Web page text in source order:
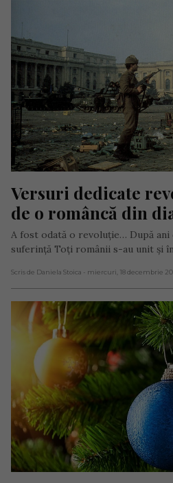
Versuri dedicate
de o româncă din
A fost odată o revoluție… După ani
suferință Toți românii s-au unit și
Scris de Daniela Stoica - miercuri, 18 decembrie